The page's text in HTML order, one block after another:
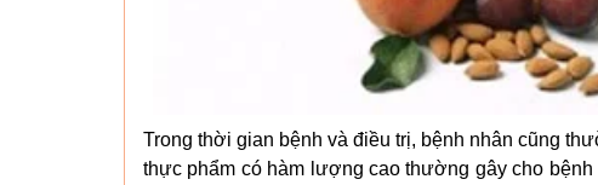
Trong thời gian bệnh và điều trị, bệnh nhân cũng
thực phẩm có hàm lượng cao thường gây cho